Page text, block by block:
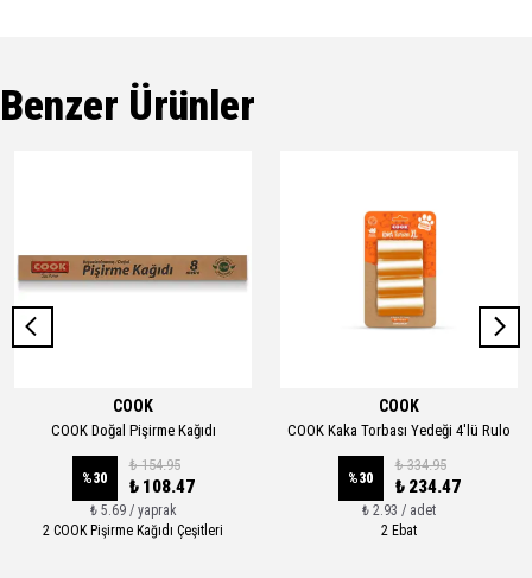
Benzer Ürünler
COOK
COOK Doğal Pişirme Kağıdı
%30
₺ 154.95
₺ 108.47
₺ 5.69 / yaprak
2 COOK Pişirme Kağıdı Çeşitleri
COOK
COOK Kaka Torbası Yedeği 4'lü Rulo
%30
₺ 334.95
₺ 234.47
₺ 2.93 / adet
2 Ebat